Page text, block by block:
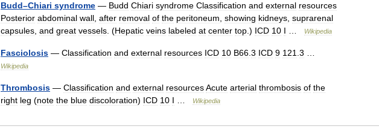
Budd–Chiari syndrome — Budd Chiari syndrome Classification and external resources
Posterior abdominal wall after removal of the peritoneum showing kidneys suprarenal
capsules and great vessels . (Hepatic veins labeled at center top .) ICD 10 I Wikipedia
Fasciolosis — Classification and external resources ICD 10 B66 3 ICD 9 121 3
Wikipedia
Thrombosis — Classification and external resourcesAcute arterial thrombosis of the
right leg (note the blue discoloration) ICD 10 I Wikipedia